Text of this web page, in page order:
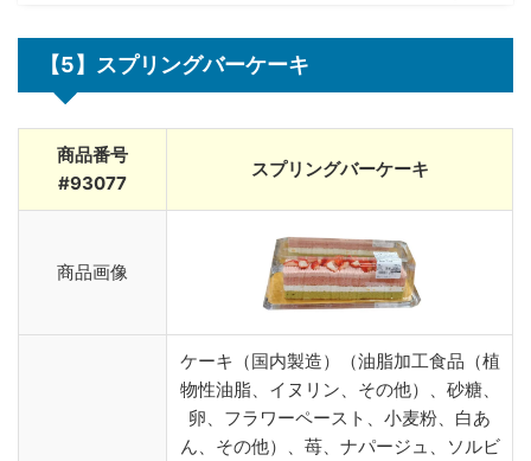
【5】スプリングバーケーキ
商品番号
#93077
スプリングバーケーキ
商品画像
ケーキ（国内製造）（油脂加工食品（植
物性油脂、イヌリン、その他）、砂糖、
卵、フラワーペースト、小麦粉、白あ
ん、その他）、苺、ナパージュ、ソルビ